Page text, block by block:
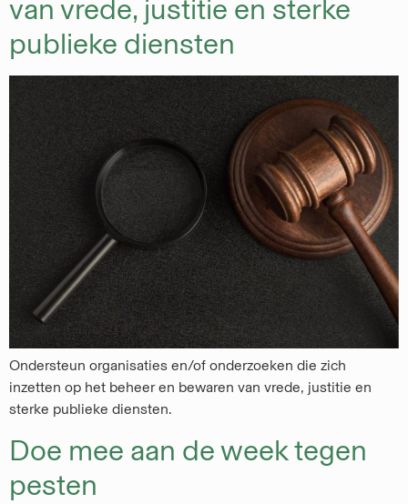
van vrede, justitie en sterke
publieke diensten
Ondersteun organisaties en/of onderzoeken die zich
inzetten op het beheer en bewaren van vrede, justitie en
sterke publieke diensten.
Doe mee aan de week tegen
pesten